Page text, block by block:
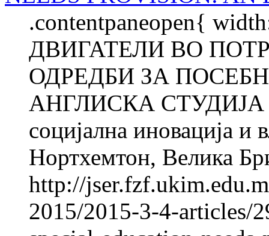
.contentpaneopen{
ДВИГАТЕЛИ ВО
ОДРЕДБИ ЗА
АНГЛИСКА СТУДИЈА
социјална иновација и
Нортхемтон, Велика
http://
2015/2015-3-4-articles/